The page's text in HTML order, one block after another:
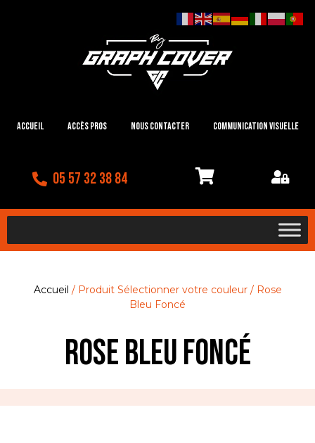
Accueil Accès Pros Nous contacter Communication visuelle
05 57 32 38 84
Accueil / Produit Sélectionner votre couleur / Rose
Bleu Foncé
Rose Bleu Foncé